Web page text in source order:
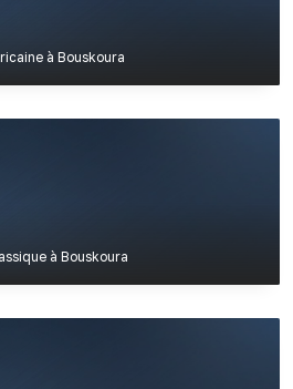
à Bouskoura
à Bouskoura